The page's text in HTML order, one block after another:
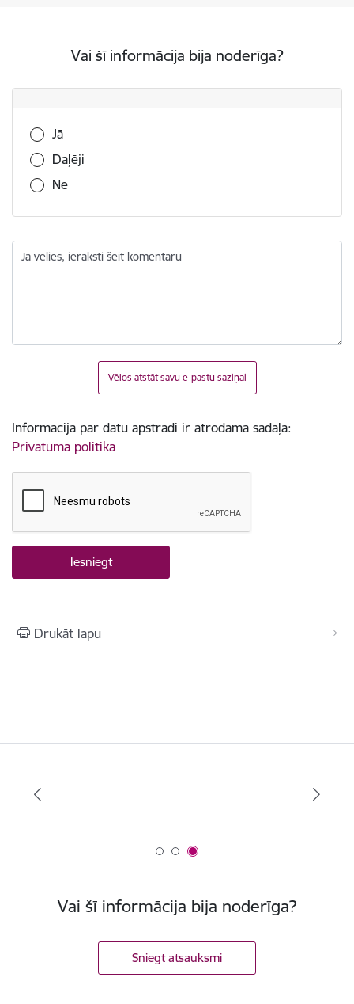
Vai šī informācija bija noderīga?
Vai šī informācija bija noderīga?
Jā
Daļēji
Nē
Ja vēlies, ieraksti šeit komentāru
Vēlos atstāt savu e-pastu saziņai
Informācija par datu apstrādi ir atrodama sadaļā:
Privātuma politika
Drukāt lapu
Vai šī informācija bija noderīga?
Sniegt atsauksmi